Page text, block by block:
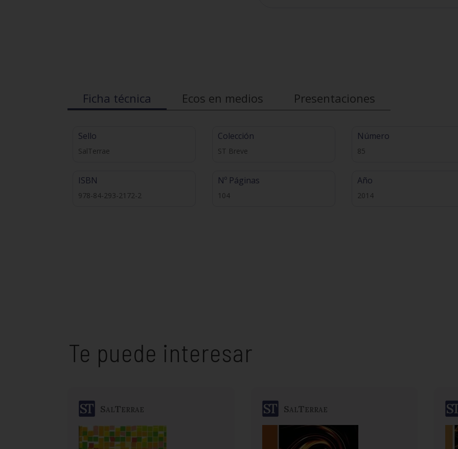
Ficha técnica Ecos en medios Presentaciones
Sello
SalTerrae
ISBN
978-84-293-2172-2
Colección
ST Breve
Nº Páginas
104
Número
85
Año
2014
Te puede interesar
SalTerrae SalTerrae